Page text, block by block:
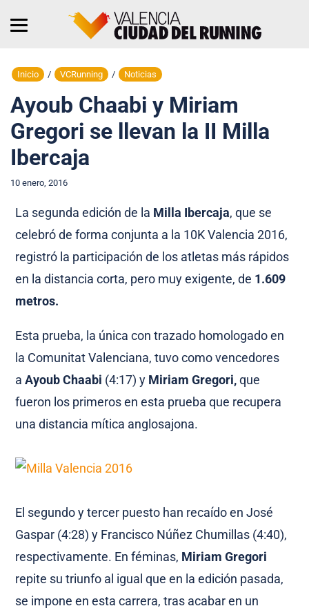
Inicio / VCRunning / Noticias
Ayoub Chaabi y Miriam
Gregori se llevan la II Milla
Ibercaja
10 enero, 2016
La segunda edición de la Milla Ibercaja, que se
celebró de forma conjunta a la 10K Valencia 2016,
registró la participación de los atletas más rápidos
en la distancia corta, pero muy exigente, de 1.609
metros.
Esta prueba, la única con trazado homologado en
la Comunitat Valenciana, tuvo como vencedores
aAyoub Chaabi (4:17) y Miriam Gregori,que
fueron los primeros en esta prueba que recupera
una distancia mítica anglosajona.
El segundo y tercer puesto han recaído en José
Gaspar (4:28) y Francisco Núñez Chumillas (4:40),
respectivamente. En féminas, Miriam Gregori
repite su triunfo al igual que en la edición pasada,
se impone en esta carrera, tras acabar en un